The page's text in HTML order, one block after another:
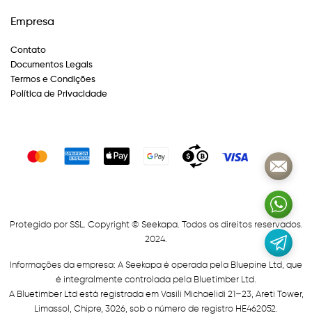
Empresa
Contato
Documentos Legais
Termos e Condições
Política de Privacidade
Protegido por SSL. Copyright © Seekapa. Todos os direitos reservados.
2024.
Informações da empresa: A Seekapa é operada pela Bluepine Ltd, que
é integralmente controlada pela Bluetimber Ltd.
A Bluetimber Ltd está registrada em Vasili Michaelidi 21–23, Areti Tower,
Limassol, Chipre, 3026, sob o número de registro HE462052.